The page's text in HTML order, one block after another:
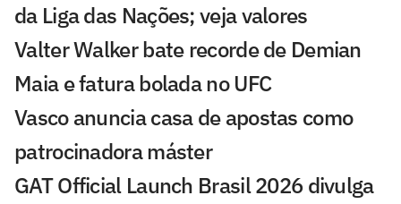
da Liga das Nações; veja valores
Valter Walker bate recorde de Demian
Maia e fatura bolada no UFC
Vasco anuncia casa de apostas como
patrocinadora máster
GAT Official Launch Brasil 2026 divulga